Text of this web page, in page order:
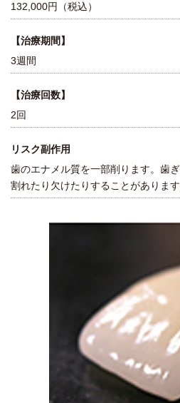
132,000円（税込）
【治療期間】
3週間
【治療回数】
2回
リスク副作用
歯のエナメル質を一部削ります。歯
割れたり欠けたりすることがあります